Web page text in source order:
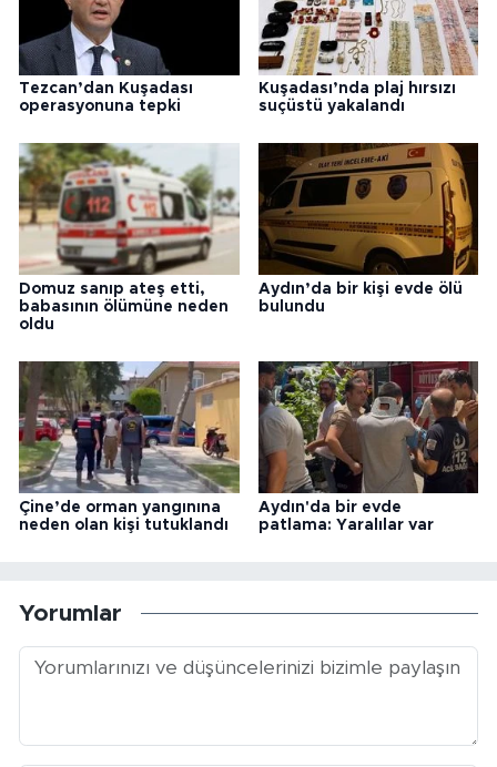
Tezcan’dan Kuşadası
operasyonuna tepki
Kuşadası’nda plaj hırsızı
suçüstü yakalandı
Domuz sanıp ateş etti,
babasının ölümüne neden
oldu
Aydın’da bir kişi evde ölü
bulundu
Çine’de orman yangınına
neden olan kişi tutuklandı
Aydın'da bir evde
patlama: Yaralılar var
Yorumlar